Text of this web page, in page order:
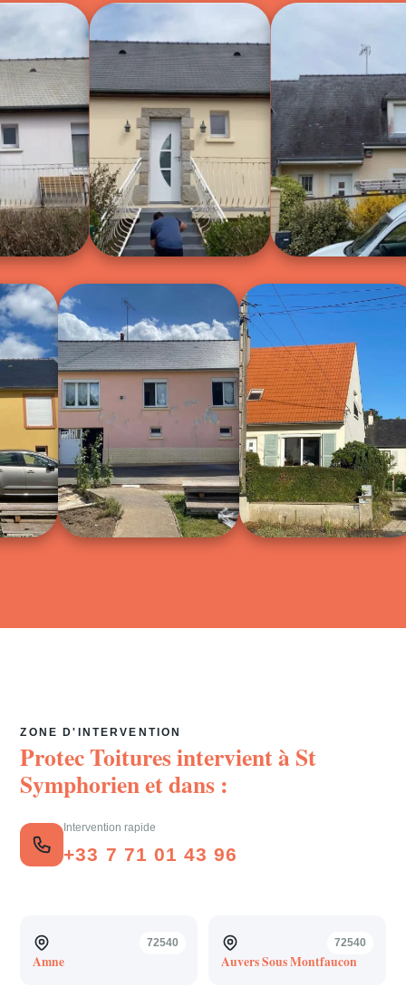
ZONE D'INTERVENTION
Protec Toitures intervient àSt
Symphorienet dans :
Intervention rapide
+33 7 71 01 43 96
72540
Amne
72540
Auvers Sous Montfaucon